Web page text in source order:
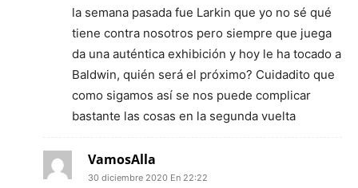
la semana pasada fue Larkin que yo no sé qué
tiene contra nosotros pero siempre que juega
da una auténtica exhibición y hoy le ha tocado a
Baldwin, quién será el próximo? Cuidadito que
como sigamos así se nos puede complicar
bastante las cosas en la segunda vuelta
VamosAlla
30 diciembre 2020 En 22:22